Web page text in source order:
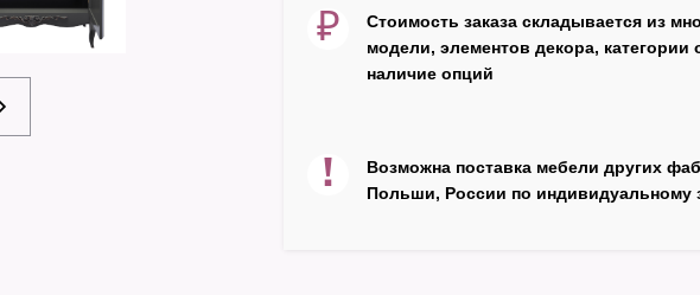
массив бука
Материал фасада
эффект старения
₽
Стоимость заказа складывается из
модели, элементов декора, категории
наличие опций
!
Возможна поставка мебели других
Польши, России по индивидуальному